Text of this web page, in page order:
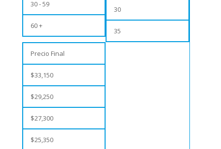
30 - 59
60 +
30
35
Precio Final
$33,150
$29,250
$27,300
$25,350